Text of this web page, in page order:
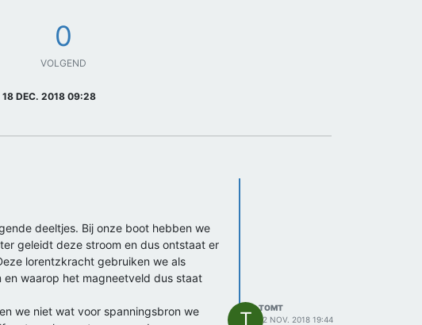
0
VOLGEND
18 DEC. 2018 09:28
deeltjes. Bij onze boot hebben we
geleidt deze stroom en dus ontstaat er
lorentzkracht gebruiken we als
waarop het magneetveld dus staat
we niet wat voor spanningsbron we
T
TOMT
12 NOV. 2018 19:44